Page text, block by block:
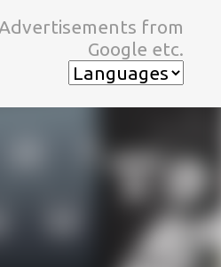
ン コンテンツに移動
Advertisements from
Google etc.